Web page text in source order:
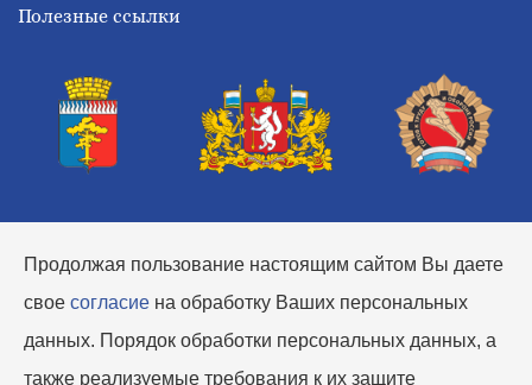
Полезные ссылки
Продолжая пользование настоящим сайтом Вы даете
свое согласие на обработку Ваших персональных
данных. Порядок обработки персональных данных, а
также реализуемые требования к их защите